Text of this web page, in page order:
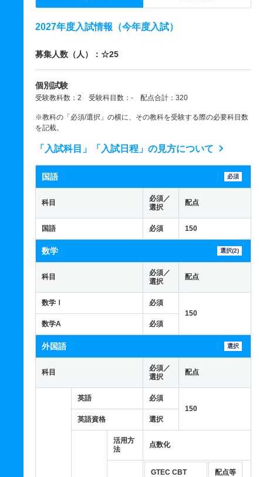
2027年度入試情報（今年度入試）
募集人数（人）：☆25
個別試験
受験教科数：2 受験科目数：- 配点合計：320
※教科の「必須/選択」の横に、その教科を受験する際の必要科目数
を記載。
「入試科目」「入試日程」の見方について
国語 必須
科目
必須／
選択
配点
国語 必須 150
数学 選択(2)
科目
必須／
選択
配点
数学Ⅰ
必須
150
数学A
必須
外国語 選択
科目
必須／
選択
配点
英語
必須
150
英語資格
選択
活用方
法
点数化
GTEC CBT 配点等